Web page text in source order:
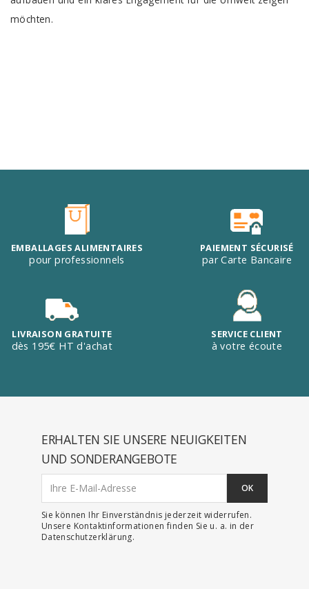
möchten.
EMBALLAGES ALIMENTAIRES
pour professionnels
PAIEMENT SÉCURISÉ
par Carte Bancaire
LIVRAISON GRATUITE
dès 195€ HT d'achat
SERVICE CLIENT
à votre écoute
ERHALTEN SIE UNSERE NEUIGKEITEN
UND SONDERANGEBOTE
Sie können Ihr Einverständnis jederzeit widerrufen.
Unsere Kontaktinformationen finden Sie u. a. in der
Datenschutzerklärung.